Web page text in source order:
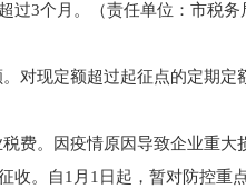
过3个月。（责任单位：市税务
现定额超过起征点的定期定
。因疫情原因导致企业重大
收。自1月1日起，暂对防控重